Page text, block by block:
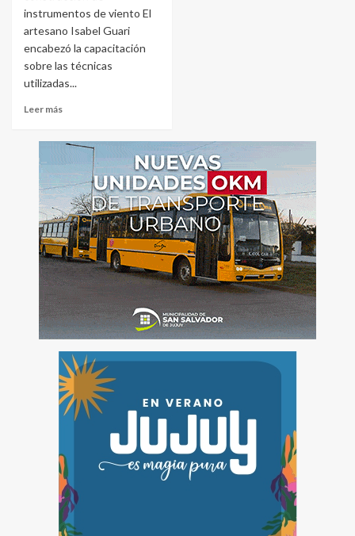
instrumentos de viento El
artesano Isabel Guari
encabezó la capacitación
sobre las técnicas
utilizadas...
Leer más